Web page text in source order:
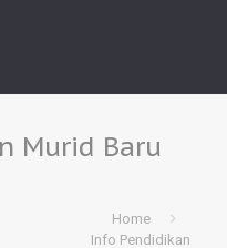
Murid Baru
Home
Info Pendidikan